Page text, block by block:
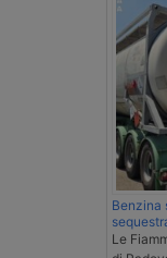
Benzina
Le